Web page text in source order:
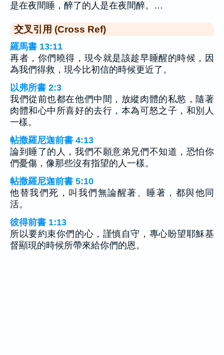
是在夜間睡，醉了的人是在夜間醉。…
交叉引用 (Cross Ref)
羅馬書 13:11
再者，你們曉得，現今就是該趁早睡醒的時候，因
為我們得救，現今比初信的時候更近了。
以弗所書 2:3
我們從前也都在他們中間，放縱肉體的私慾，隨著
肉體和心中所喜好的去行，本為可怒之子，和別人
一樣。
帖撒羅尼迦前書 4:13
論到睡了的人，我們不願意弟兄們不知道，恐怕你
們憂傷，像那些沒有指望的人一樣。
帖撒羅尼迦前書 5:10
他替我們死，叫我們無論醒著、睡著，都與他同
活。
彼得前書 1:13
所以要約束你們的心，謹慎自守，專心盼望耶穌基
督顯現的時候所帶來給你們的恩。